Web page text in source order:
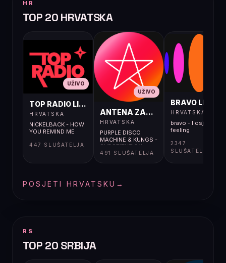
HR
TOP 20 HRVATSKA
UŽIVO
TOP RADIO LIVE
HRVATSKA
NICKELBACK - HOW
YOU REMIND ME
447 SLUŠATELJA
UŽIVO
ANTENA ZAGREB LIVE
HRVATSKA
PURPLE DISCO
MACHINE & KUNGS -
SUBSTITUTION
491 SLUŠATELJA
BRAVO LIVE
HRVATSKA
bravo - I osjećaj i
feeling
2347
SLUŠATELJA
POSJETI HRVATSKU →
RS
TOP 20 SRBIJA